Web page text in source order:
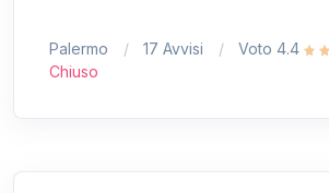
Palermo 17 Avvisi
Voto 4.4
Chiuso